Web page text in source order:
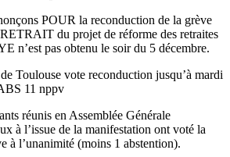
POUR la reconduction de la grève
du projet de réforme des retraites
n’est pas obtenu le soir du 5 décembre.
Toulouse vote reconduction jusqu’à mardi
11 nppv
réunis en Assemblée Générale
à l’issue de la manifestation ont voté la
à l’unanimité (moins 1 abstention).